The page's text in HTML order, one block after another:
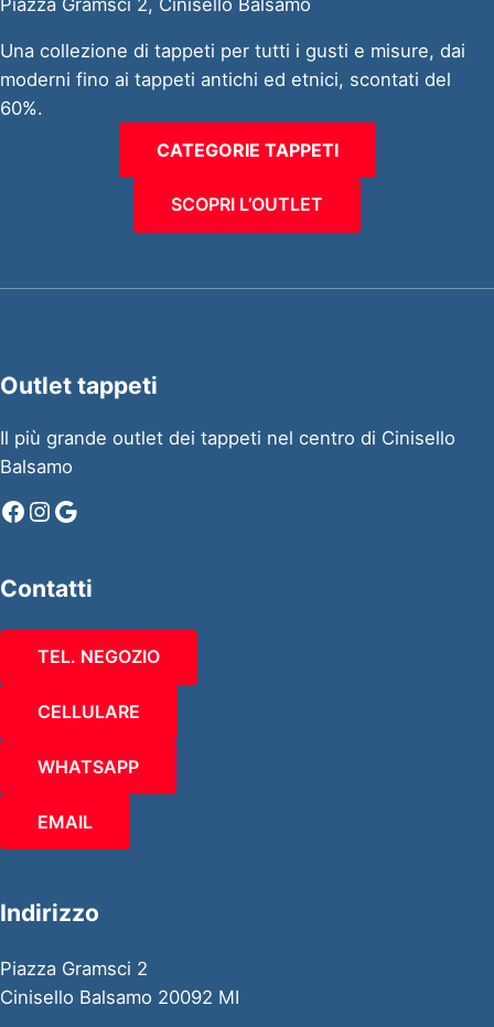
Piazza Gramsci 2, Cinisello Balsamo
Una collezione di tappeti per tutti i gusti e misure, dai
moderni fino ai tappeti antichi ed etnici, scontati del
60%.
CATEGORIE TAPPETI
SCOPRI L’OUTLET
Outlet tappeti
Il più grande outlet dei tappeti nel centro di Cinisello
Balsamo
Facebook
Instagram
Google
Contatti
TEL. NEGOZIO
CELLULARE
WHATSAPP
EMAIL
Indirizzo
Piazza Gramsci 2
Cinisello Balsamo 20092 MI